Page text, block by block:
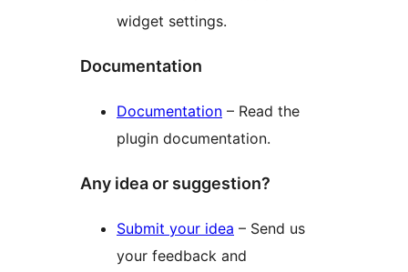
widget settings.
Documentation
Documentation – Read the
plugin documentation.
Any idea or suggestion?
Submit your idea – Send us
your feedback and